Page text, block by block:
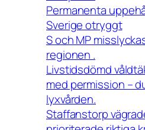
Permanenta
Sverige otryggt
S och MP
regionen .
Livstidsdömd
med permission –
lyxvården.
Staffanstorp